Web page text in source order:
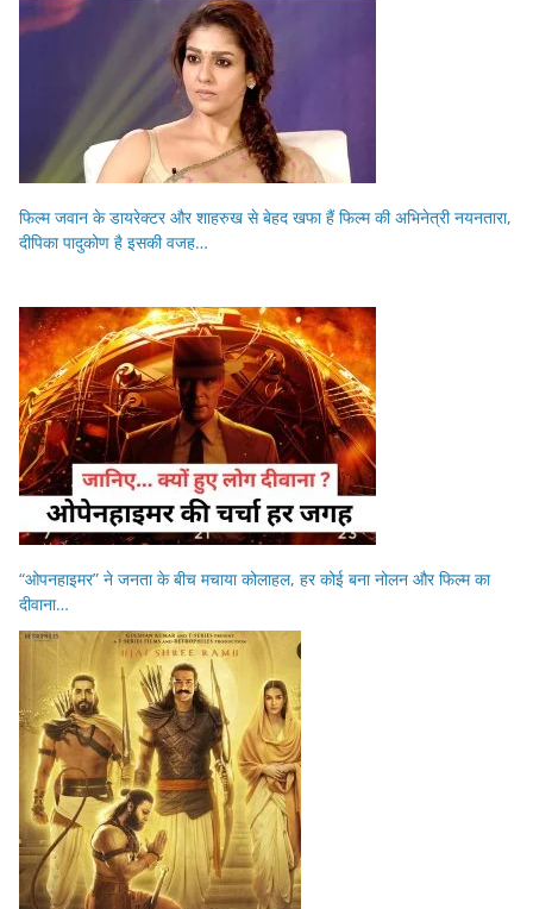
फिल्म जवान के डायरेक्टर और शाहरुख से बेहद खफा हैं फिल्म की अभिनेत्री नयनतारा,
दीपिका पादुकोण है इसकी वजह…
“ओपनहाइमर” ने जनता के बीच मचाया कोलाहल, हर कोई बना नोलन और फिल्म का
दीवाना…